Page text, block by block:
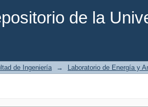
de la
de Ingeniería → Laboratorio de Energía y